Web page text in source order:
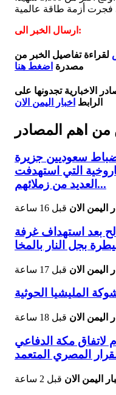
ارسال الخبر الى:
لقراءة تفاصيل الخبر من
مصدرة اضغط هنا
الاخبارية تجدونها على
الرابط اخبار اليمن الان
من اهم المصادر
ضباط سعوديين جزيرة
التي استهدفت
العديد من زملائهم...
اليمن الان قبل 16 ساعة
بعد استهداف غرفة
بجل النار بالمخا
اليمن الان قبل 17 ساعة
المليشيا الحوثية
اليمن الان قبل 18 ساعة
لاتفاق مكة الدفاعي
المصري المتعمد
اليمن الان قبل 2 ساعة